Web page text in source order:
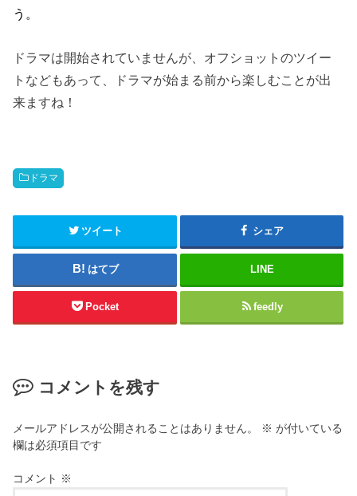
う。
ドラマは開始されていませんが、オフショットのツイー
トなどもあって、ドラマが始まる前から楽しむことが出
来ますね！
ドラマ
ツイート シェア
はてブ LINE
Pocket feedly
コメントを残す
メールアドレスが公開されることはありません。 ※ が付いている
欄は必須項目です
コメント ※